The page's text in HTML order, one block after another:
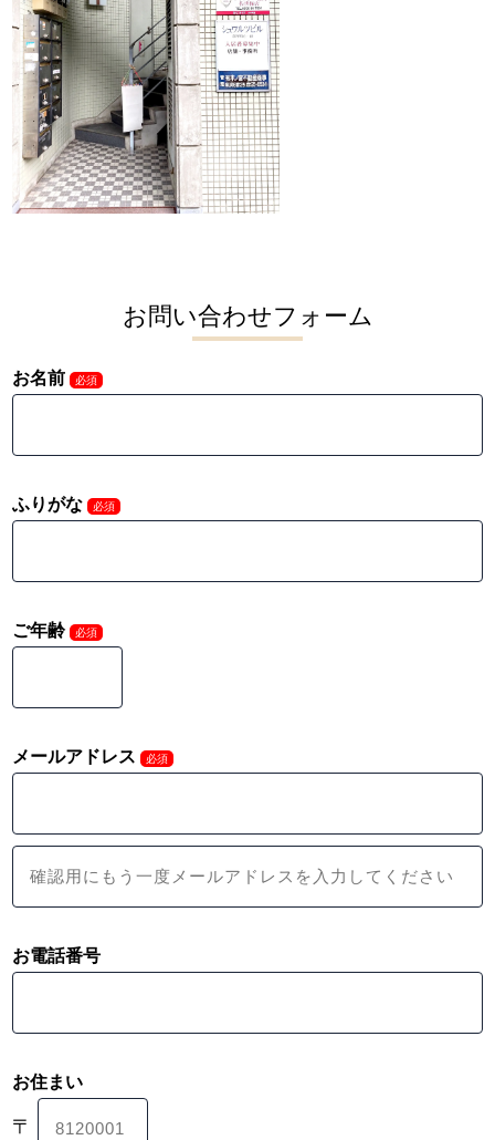
お問い合わせフォーム
お名前 必須
ふりがな 必須
ご年齢 必須
メールアドレス 必須
お電話番号
お住まい
〒